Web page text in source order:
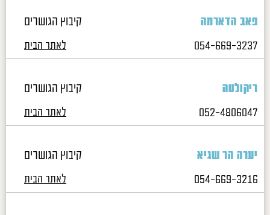
פאב הדארמה
קיבוץ הגושרים
054-669-3237
לאתר הבית
ריקולטה
קיבוץ הגושרים
052-4806047
לאתר הבית
יערה הר שגיא
קיבוץ הגושרים
054-669-3216
לאתר הבית